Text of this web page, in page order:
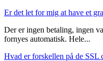
Er det let for mig at have et
Der er ingen betaling, ingen
fornyes automatisk. Hele...
Hvad er forskellen på de SSL